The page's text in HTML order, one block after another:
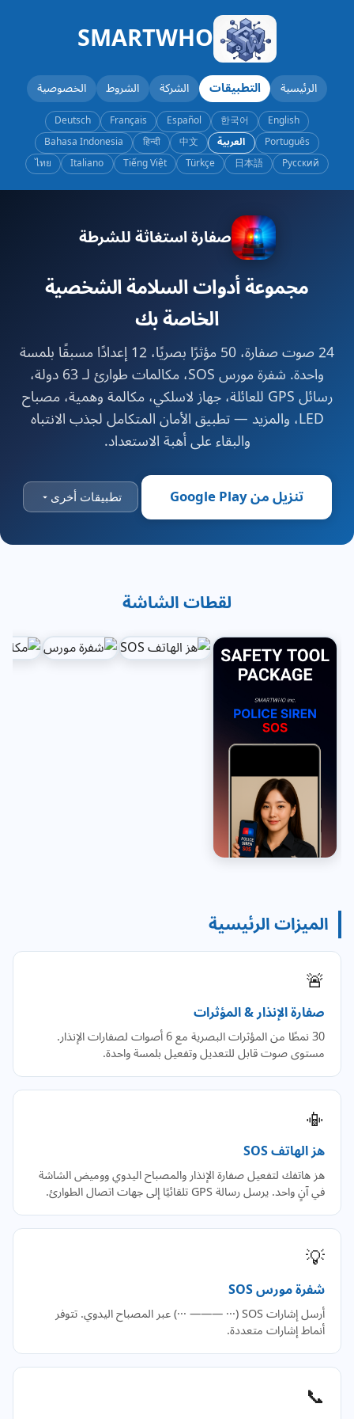
SMARTWHO
الرئيسية التطبيقات الشركة الشروط الخصوصية
English
한국어
Español
Français
Deutsch
Português
العربية 中文
हिन्दी
Bahasa Indonesia
Русский
日本語
Türkçe
Tiếng Việt
Italiano
ไทย
صفارة استغاثة للشرطة
مجموعة أدوات السلامة الشخصية
الخاصة بك
24 صوت صفارة، 50 مؤثرًا بصريًا، 12 إعدادًا مسبقًا بلمسة
واحدة. شفرة مورس SOS، مكالمات طوارئ لـ 63 دولة،
رسائل GPS للعائلة، جهاز لاسلكي، مكالمة وهمية، مصباح
LED، والمزيد — تطبيق الأمان المتكامل لجذب الانتباه
والبقاء على أهبة الاستعداد.
تنزيل من Google Play تطبيقات أخرى
لقطات الشاشة
الميزات الرئيسية
🚨
صفارة الإنذار & المؤثرات
30 نمطًا من المؤثرات البصرية مع 6 أصوات لصفارات الإنذار.
مستوى صوت قابل للتعديل وتفعيل بلمسة واحدة.
📳
هز الهاتف SOS
هز هاتفك لتفعيل صفارة الإنذار والمصباح اليدوي ووميض الشاشة
في آنٍ واحد. يرسل رسالة GPS تلقائيًا إلى جهات اتصال الطوارئ.
💡
شفرة مورس SOS
أرسل إشارات SOS (··· ——— ···) عبر المصباح اليدوي. تتوفر
أنماط إشارات متعددة.
📞